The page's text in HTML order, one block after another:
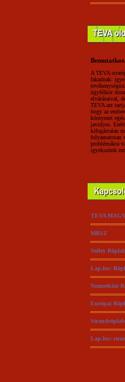
A TEVA
fakadnak:
ügyfélkör
elvárásaival,
TEVA azt
hogy az
környezet
javuljon.
kifogástalan
folyamatosan
problémákra
igyekszünk
TEVA
MRSZ
Volley
Lap.hu:
Nemzetközi
Európai
Lap.hu: